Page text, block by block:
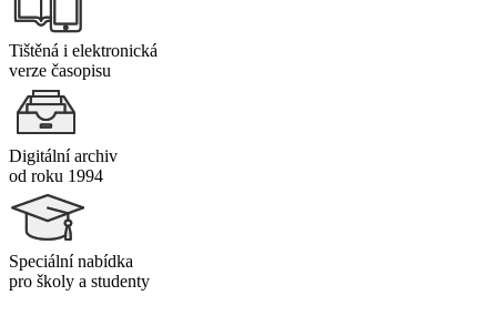
Tištěná i elektronická
verze časopisu
Digitální archiv
od roku 1994
Speciální nabídka
pro školy a studenty